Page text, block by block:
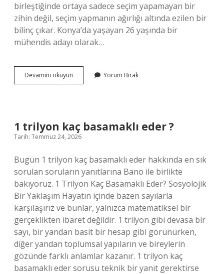
birleştiğinde ortaya sadece seçim yapamayan bir
zihin değil, seçim yapmanın ağırlığı altında ezilen bir
bilinç çıkar. Konya’da yaşayan 26 yaşında bir
mühendis adayı olarak…
Devamını okuyun Kararsız
mütereddit
Yorum Bırak
1 trilyon kaç basamaklı eder ?
Tarih: Temmuz 24, 2026
Bugün 1 trilyon kaç basamaklı eder hakkında en sık
sorulan soruların yanıtlarına Bano ile birlikte
bakıyoruz. 1 Trilyon Kaç Basamaklı Eder? Sosyolojik
Bir Yaklaşım Hayatın içinde bazen sayılarla
karşılaşırız ve bunlar, yalnızca matematiksel bir
gerçeklikten ibaret değildir. 1 trilyon gibi devasa bir
sayı, bir yandan basit bir hesap gibi görünürken,
diğer yandan toplumsal yapıların ve bireylerin
gözünde farklı anlamlar kazanır. 1 trilyon kaç
basamaklı eder sorusu teknik bir yanıt gerektirse